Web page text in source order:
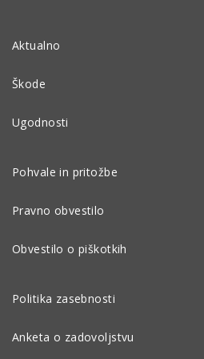
Aktualno
Škode
Ugodnosti
Pohvale in pritožbe
Pravno obvestilo
Obvestilo o piškotkih
Politika zasebnosti
Anketa o zadovoljstvu